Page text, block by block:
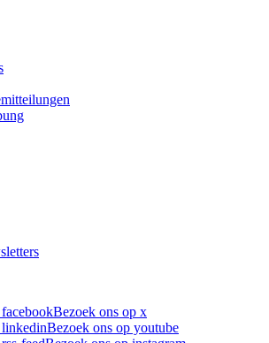
Bezoek ons op x
Bezoek ons op youtube